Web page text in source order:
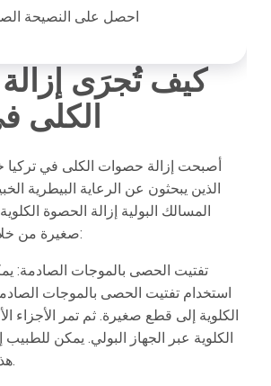
احصل على النصيحة
كيف تُجرَى
الكلى
أصبحت إزالة حصوات الكلى في تركيا
الذين يبحثون عن الرعاية البيطرية
المسالك البولية إزالة الحصوة
صغيرة من خلال العلاجات التالية:
تفتيت الحصى بالموجات الصادمة:
استخدام تفتيت الحصى بالموجات
الكلوية إلى قطع صغيرة. ثم تمر الأجزاء
الكلوية عبر الجهاز البولي. يمكن للطبيب
هذه العملية الخارجية.